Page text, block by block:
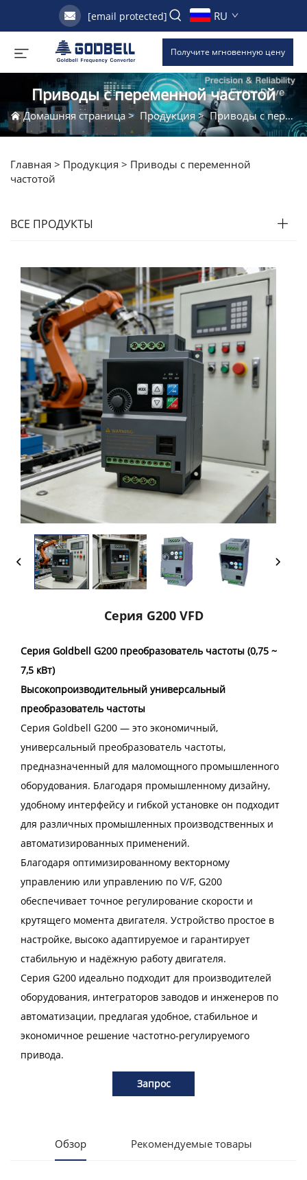
[email protected] RU
Получите мгновенную цену
Приводы с переменной частотой
Домашняя страница > Продукция>Приводы с переменной частотой
Главная > Продукция > Приводы с переменной
частотой
ВСЕ ПРОДУКТЫ
Серия G200 VFD
Серия Goldbell G200 преобразователь частоты (0,75 ~
7,5 кВт)
Высокопроизводительный универсальный
преобразователь частоты
Серия Goldbell G200 — это экономичный,
универсальный преобразователь частоты,
предназначенный для маломощного промышленного
оборудования. Благодаря промышленному дизайну,
удобному интерфейсу и гибкой установке он подходит
для различных промышленных производственных и
автоматизированных применений.
Благодаря оптимизированному векторному
управлению или управлению по V/F, G200
обеспечивает точное регулирование скорости и
крутящего момента двигателя. Устройство простое в
настройке, высоко адаптируемое и гарантирует
стабильную и надёжную работу двигателя.
Серия G200 идеально подходит для производителей
оборудования, интеграторов заводов и инженеров по
автоматизации, предлагая удобное, стабильное и
экономичное решение частотно-регулируемого
привода.
Запрос
Обзор Рекомендуемые товары